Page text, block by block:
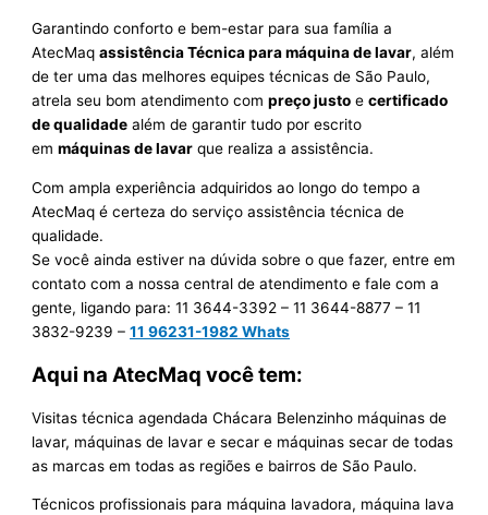
Garantindo conforto e bem-estar para sua família a
AtecMaqassistência Técnica para máquina de lavar, além
de ter uma das melhores equipes técnicas de São Paulo,
atrela seu bom atendimento compreço justo ecertificado
de qualidade além de garantir tudo por escrito
emmáquinas de lavar que realiza a assistência.
Com ampla experiência adquiridos ao longo do tempo a
AtecMaq é certeza do serviço assistência técnica de
qualidade.
Se você ainda estiver na dúvida sobre o que fazer, entre em
contato com a nossa central de atendimento e fale com a
gente, ligando para:11 3644-3392 – 11 3644-8877 – 11
3832-9239 –11 96231-1982 Whats
Aqui na AtecMaq você tem:
Visitas técnica agendada Chácara Belenzinho máquinas de
lavar, máquinas de lavar e secar e máquinas secar de todas
as marcas em todas as regiões e bairros de São Paulo.
Técnicos profissionais para máquina lavadora, máquina lava